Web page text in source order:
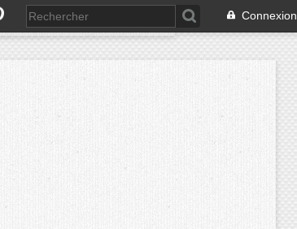
Connexion